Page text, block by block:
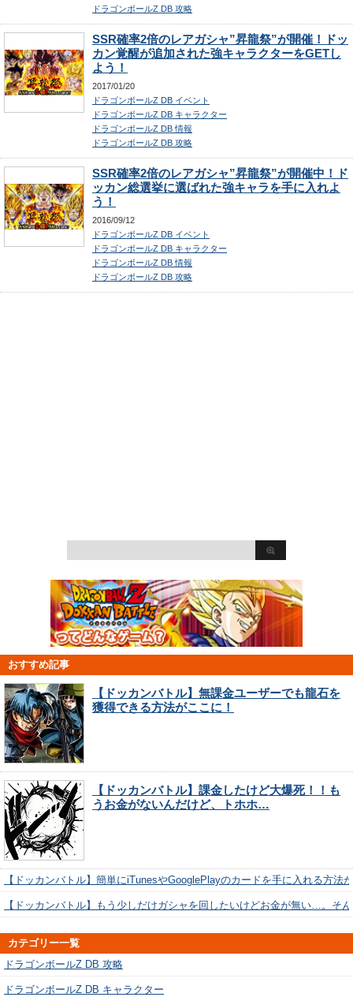
ドラゴンボールZ DB 攻略
SSR確率2倍のレアガシャ”昇龍祭”が開催！ドッ
カン覚醒が追加された強キャラクターをGETし
よう！
2017/01/20
ドラゴンボールZ DB イベント
ドラゴンボールZ DB キャラクター
ドラゴンボールZ DB 情報
ドラゴンボールZ DB 攻略
SSR確率2倍のレアガシャ”昇龍祭”が開催中！ド
ッカン総選挙に選ばれた強キャラを手に入れよ
う！
2016/09/12
ドラゴンボールZ DB イベント
ドラゴンボールZ DB キャラクター
ドラゴンボールZ DB 情報
ドラゴンボールZ DB 攻略
おすすめ記事
【ドッカンバトル】無課金ユーザーでも龍石を
獲得できる方法がここに！
【ドッカンバトル】課金したけど大爆死！！も
うお金がないんだけど、トホホ…
【ドッカンバトル】簡単にiTunesやGooglePlayのカードを手に入れる方法
【ドッカンバトル】もう少しだけガシャを回したいけどお金が無い…。そ
カテゴリー一覧
ドラゴンボールZ DB 攻略
ドラゴンボールZ DB キャラクター